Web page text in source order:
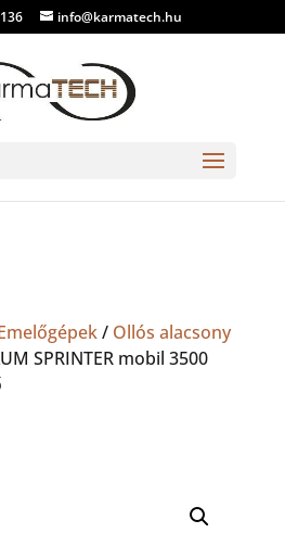
info@karmatech.hu
/ Ollós alacsony
SPRINTER mobil 3500